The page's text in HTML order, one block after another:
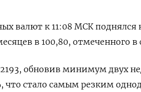
валют к 11:08 МСК поднялся
в 100,80, отмеченного в
обновив минимум двух
что стало самым резким